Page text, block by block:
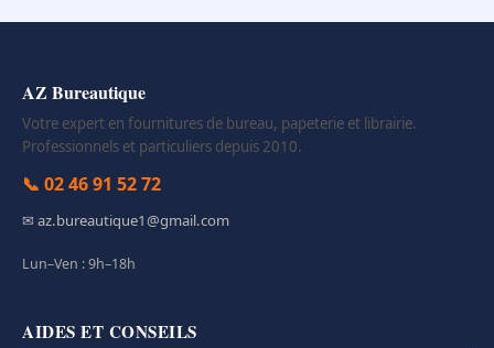
AZ Bureautique
Votre expert en fournitures de bureau, papeterie et librairie.
Professionnels et particuliers depuis 2010.
📞 02 46 91 52 72
✉ az.bureautique1@gmail.com
Lun–Ven : 9h–18h
AIDES ET CONSEILS